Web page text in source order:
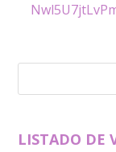
LISTADO DE